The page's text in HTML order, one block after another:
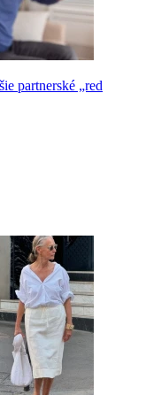
partnerské „red